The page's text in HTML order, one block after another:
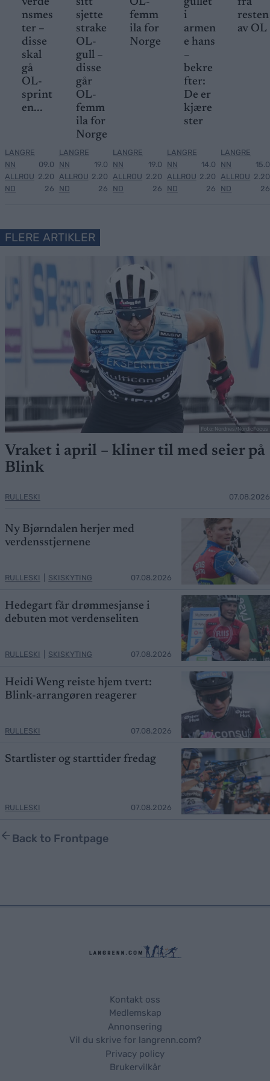
verde
nsmes
ter –
disse
skal
gå
OL-
sprint
en...
LANGRE
NN
ALLROU
ND
09.0
2.20
26
sitt
sjette
strake
OL-
gull –
disse
går
OL-
femm
ila for
Norge
LANGRE
NN
ALLROU
ND
19.0
2.20
26
OL-
femm
ila for
Norge
LANGRE
NN
ALLROU
ND
19.0
2.20
26
gullet
i
armen
e hans
–
bekre
fter:
De er
kjære
ster
LANGRE
NN
ALLROU
ND
14.0
2.20
26
fra
resten
av OL
LANGRE
NN
ALLROU
ND
15.0
2.20
26
FLERE ARTIKLER
Foto: Nordnes/NordicFocus
Vraket i april – kliner til med seier på
Blink
RULLESKI 07.08.2026
Ny Bjørndalen herjer med
verdensstjernene
RULLESKI SKISKYTING 07.08.2026
Hedegart får drømmesjanse i
debuten mot verdenseliten
RULLESKI SKISKYTING 07.08.2026
Heidi Weng reiste hjem tvert:
Blink-arrangøren reagerer
RULLESKI 07.08.2026
Startlister og starttider fredag
RULLESKI 07.08.2026
Back to Frontpage
Kontakt oss
Medlemskap
Annonsering
Vil du skrive for langrenn.com?
Privacy policy
Brukervilkår